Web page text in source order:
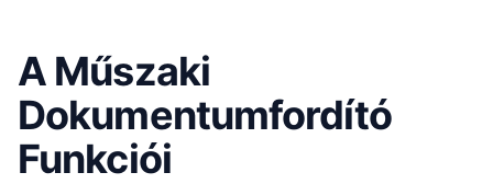
A Műszaki
Dokumentumfordító
Funkciói